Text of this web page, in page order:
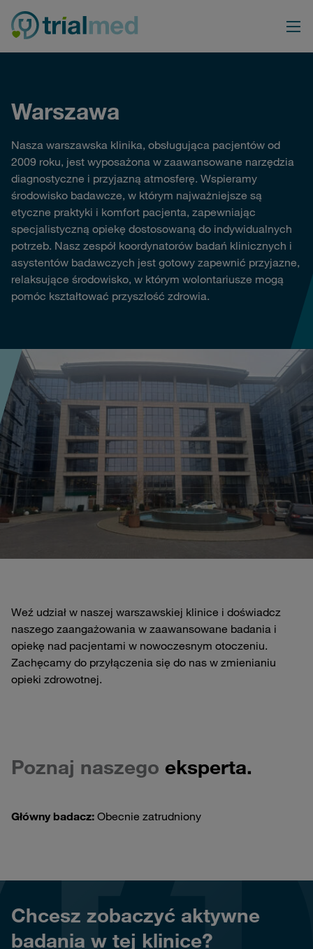
do
treści
Warszawa
Nasza warszawska klinika, obsługująca pacjentów od
2009 roku, jest wyposażona w zaawansowane narzędzia
diagnostyczne i przyjazną atmosferę. Wspieramy
środowisko badawcze, w którym najważniejsze są
etyczne praktyki i komfort pacjenta, zapewniając
specjalistyczną opiekę dostosowaną do indywidualnych
potrzeb. Nasz zespół koordynatorów badań klinicznych i
asystentów badawczych jest gotowy zapewnić przyjazne,
relaksujące środowisko, w którym wolontariusze mogą
pomóc kształtować przyszłość zdrowia.
Weź udział w naszej warszawskiej klinice i doświadcz
naszego zaangażowania w zaawansowane badania i
opiekę nad pacjentami w nowoczesnym otoczeniu.
Zachęcamy do przyłączenia się do nas w zmienianiu
opieki zdrowotnej.
Poznaj naszego eksperta.
Główny badacz: Obecnie zatrudniony
Chcesz zobaczyć aktywne
badania w tej klinice?